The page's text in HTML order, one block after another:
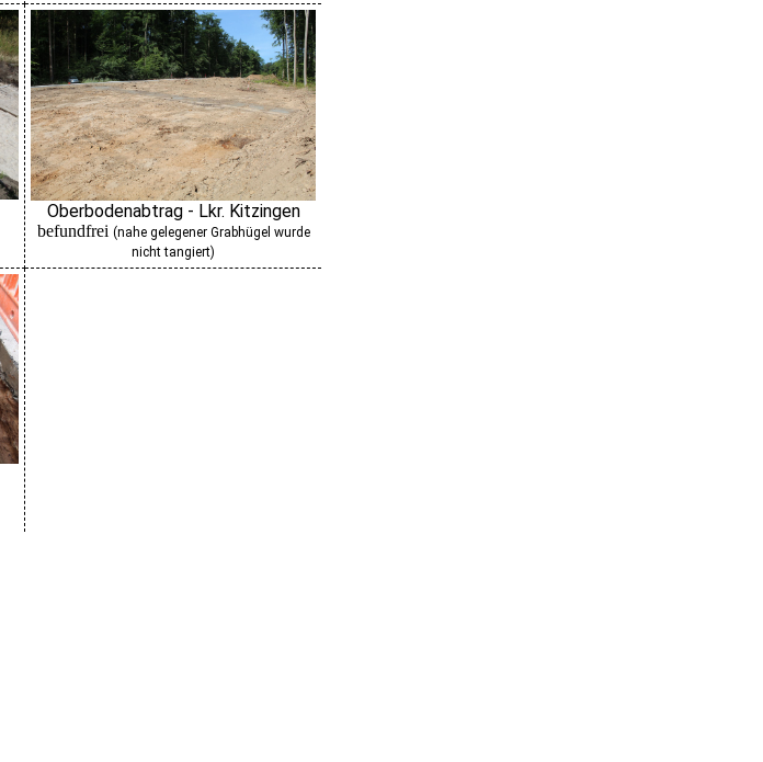
Oberbodenabtrag - Lkr. Kitzingen
befundfrei (nahe gelegener Grabhügel wurde
nicht tangiert)